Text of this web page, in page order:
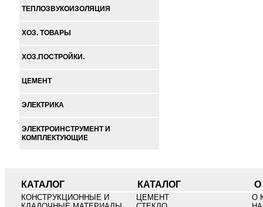
ТЕПЛОЗВУКОИЗОЛЯЦИЯ
ХОЗ. ТОВАРЫ
ХОЗ.ПОСТРОЙКИ.
ЦЕМЕНТ
ЭЛЕКТРИКА
ЭЛЕКТРОИНСТРУМЕНТ И
КОМПЛЕКТУЮЩИЕ
КАТАЛОГ КАТАЛОГ О
КОНСТРУКЦИОННЫЕ И
ЦЕМЕНТ
О